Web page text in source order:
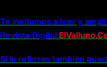
Te invitamos a leer y
Revista Digital
Si lo refieres también